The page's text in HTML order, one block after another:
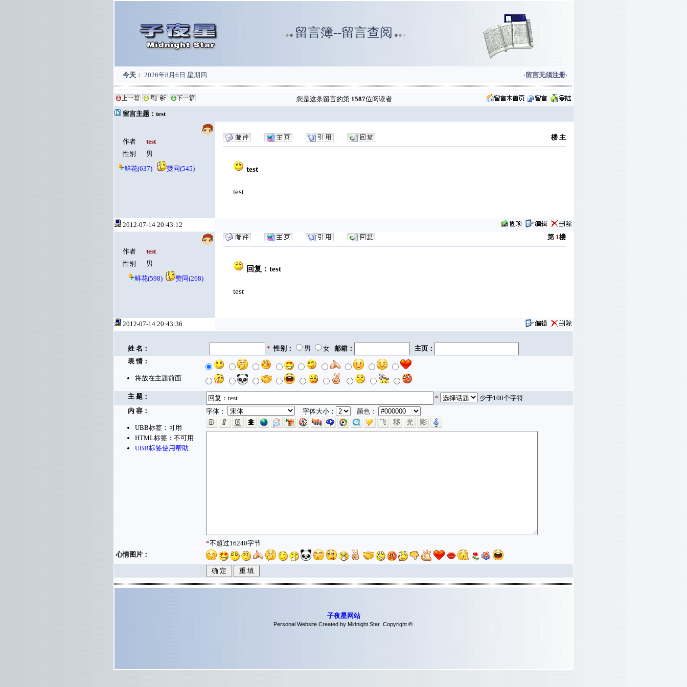
● ●● 留言簿--留言查阅 ●●●
今天 ： 2026年8月6日 星期四 ·留言无须注册·
您是这条留言的第 1587位阅读者
留言主题：test
作者
test
性别
男
鲜花(637)
赞同(545)
楼 主
test
test
2012-07-14 20:43:12
作者
test
性别
男
鲜花(598)
赞同(268)
第 1楼
回复：test
test
2012-07-14 20:43:36
姓 名： * 性别： 男 女 邮箱：
主页：
表 情：
将放在主题前面
主 题： *
少于100个字符
内 容：
UBB标签：可用
HTML标签：不可用
UBB标签使用帮助
字体： 字体大小： 颜色：
*不超过16240字节
心情图片：
子夜星网站
Personal Website Created by Midnight Star .Copyright ©.